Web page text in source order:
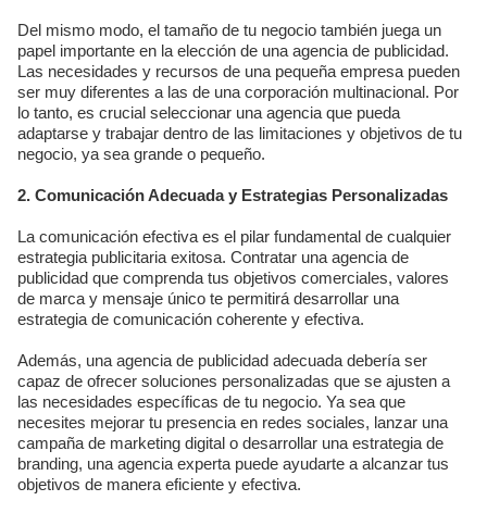
Del mismo modo, el tamaño de tu negocio también juega un
papel importante en la elección de una agencia de publicidad.
Las necesidades y recursos de una pequeña empresa pueden
ser muy diferentes a las de una corporación multinacional. Por
lo tanto, es crucial seleccionar una agencia que pueda
adaptarse y trabajar dentro de las limitaciones y objetivos de tu
negocio, ya sea grande o pequeño.
2. Comunicación Adecuada y Estrategias Personalizadas
La comunicación efectiva es el pilar fundamental de cualquier
estrategia publicitaria exitosa. Contratar una agencia de
publicidad que comprenda tus objetivos comerciales, valores
de marca y mensaje único te permitirá desarrollar una
estrategia de comunicación coherente y efectiva.
Además, una agencia de publicidad adecuada debería ser
capaz de ofrecer soluciones personalizadas que se ajusten a
las necesidades específicas de tu negocio. Ya sea que
necesites mejorar tu presencia en redes sociales, lanzar una
campaña de marketing digital o desarrollar una estrategia de
branding, una agencia experta puede ayudarte a alcanzar tus
objetivos de manera eficiente y efectiva.